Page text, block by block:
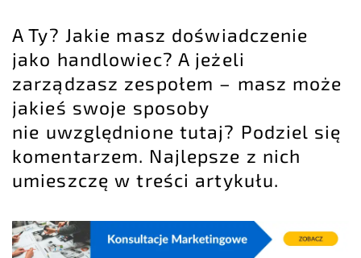
A Ty? Jakie masz doświadczenie
jako handlowiec? A jeżeli
zarządzasz zespołem – masz może
jakieś swoje sposoby
nie uwzględnione tutaj? Podziel się
komentarzem. Najlepsze z nich
umieszczę w treści artykułu.